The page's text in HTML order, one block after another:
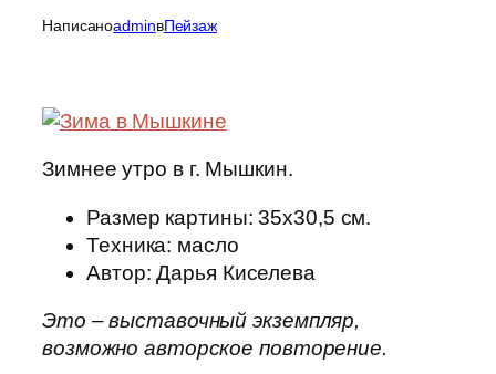
НаписаноadminвПейзаж
Зимнее утро в г. Мышкин.
Размер картины: 35х30,5 см.
Техника: масло
Автор: Дарья Киселева
Это – выставочный экземпляр,
возможно авторское повторение.